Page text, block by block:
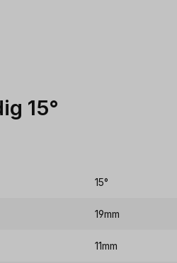
15°
15°
19mm
11mm